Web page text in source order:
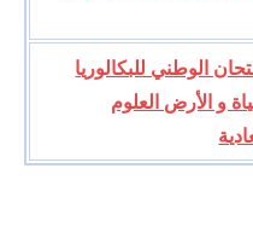
الوطني للبكالوريا
و الأرض العلوم